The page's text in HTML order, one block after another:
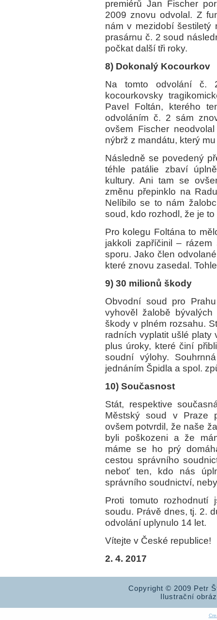
premiérů Jan Fischer
2009 znovu odvolal. Z
nám v mezidobí šestiletý
prasárnu č. 2 soud
počkat další tři roky.
8) Dokonalý Kocourkov
Na tomto odvolání č.
kocourkovsky
Pavel Foltán, kterého
odvoláním č. 2 sám
ovšem Fischer
nýbrž z mandátu, který
Následně se povedený
téhle patálie zbaví
kultury. Ani tam se
změnu přepinklo na
Nelíbilo se to nám
soud, kdo rozhodl, že je
Pro kolegu Foltána to
jakkoli zapříčinil –
sporu. Jako člen
které znovu zasedal.
9) 30 milionů škody
Obvodní soud pro
vyhověl žalobě
škody v plném rozsahu.
radních vyplatit ušlé platy
plus úroky, které činí
soudní výlohy.
jednáním Špidla a spol.
10) Současnost
Stát, respektive
Městský soud v Praze
ovšem potvrdil, že naše
byli poškozeni a že
máme se ho prý
cestou správního
neboť ten, kdo nás
správního soudnictví,
Proti tomuto rozhodnutí
soudu. Právě dnes, tj. 2.
odvolání uplynulo 14 let.
Vítejte v České republice!
2. 4. 2017
Copyright © 2009 Petr
Ilustrační